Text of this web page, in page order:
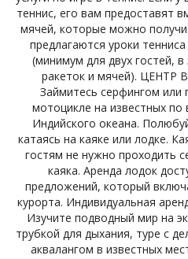
теннис, его вам предоставят
мячей, которые можно
предлагаются уроки
(минимум для двух гостей,
ракеток и мячей).
Займитесь серфингом или
мотоцикле на известных по
Индийского океана.
катаясь на каяке или лодке.
гостям не нужно проходить
каяка. Аренда лодок
предложений, который
курорта. Индивидуальная
Изучите подводный мир на
трубкой для дыхания, туре с
аквалангом в известных